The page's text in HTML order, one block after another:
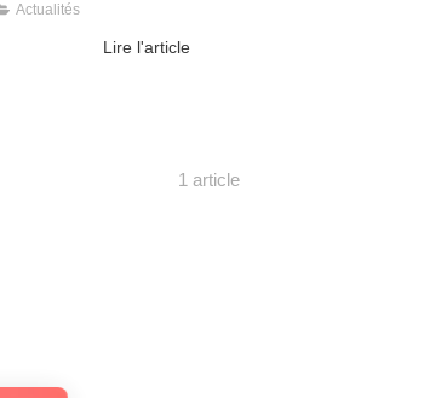
Actualités
Lire l'article
1 article